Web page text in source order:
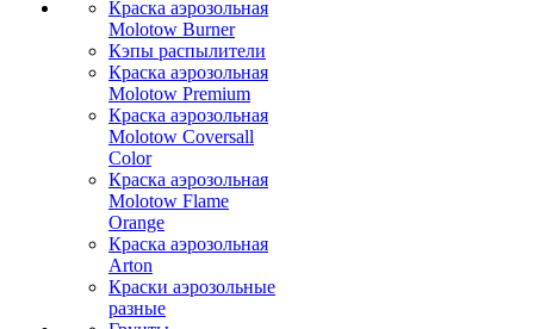
Краска аэрозольная
Molotow Burner
Кэпы распылители
Краска аэрозольная
Molotow Premium
Краска аэрозольная
Molotow Coversall
Color
Краска аэрозольная
Molotow Flame
Orange
Краска аэрозольная
Arton
Краски аэрозольные
разные